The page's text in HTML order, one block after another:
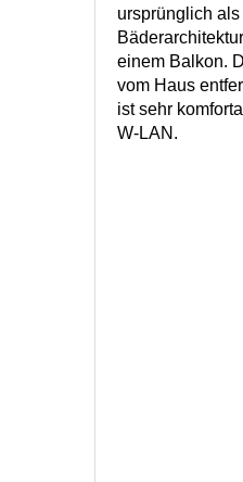
ursprünglich
einem Balkon.
vom Haus
ist sehr
W-LAN.